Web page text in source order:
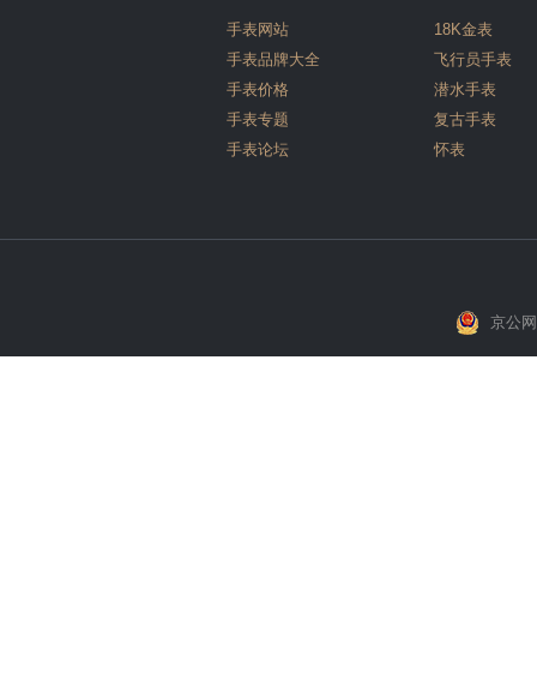
手表网站
手表品牌大全
手表价格
手表专题
手表论坛
18K金表
飞行员手表
潜水手表
复古手表
怀表
京公